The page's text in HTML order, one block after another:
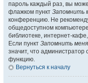
пароль каждый раз, вы
флажком пункт Запомнить
конференцию. Не
общедоступном
библиотеке, интернет-
Если пункт Запомнить меня
значит, что администратор
функцию.
Вернуться к началу